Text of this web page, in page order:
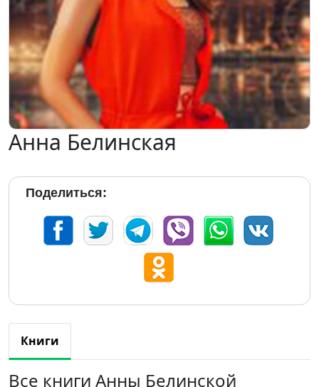
Анна Белинская
Поделиться:
Книги
Все книги Анны Белинской